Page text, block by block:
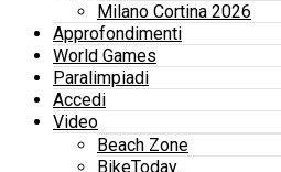
Milano Cortina 2026
Approfondimenti
World Games
Paralimpiadi
Accedi
Video
Beach Zone
BikeToday